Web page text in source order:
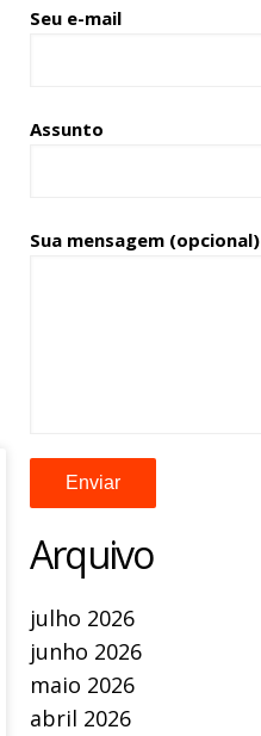
Seu e-mail
Assunto
Sua mensagem (opcional)
Arquivo
julho 2026
junho 2026
maio 2026
abril 2026